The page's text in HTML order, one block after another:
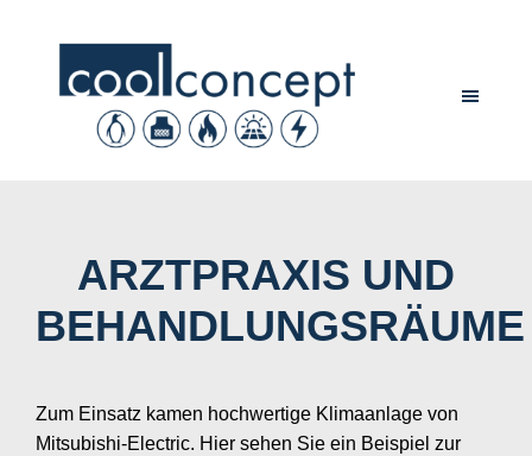
ARZTPRAXIS UND
BEHANDLUNGSRÄUME
Zum Einsatz kamen hochwertige Klimaanlage von
Mitsubishi-Electric. Hier sehen Sie ein Beispiel zur